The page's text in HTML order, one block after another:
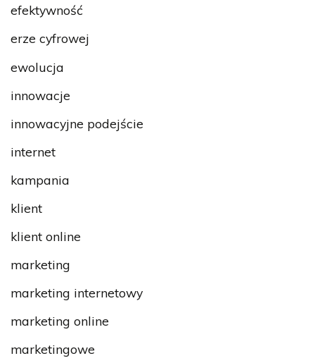
efektywność
erze cyfrowej
ewolucja
innowacje
innowacyjne podejście
internet
kampania
klient
klient online
marketing
marketing internetowy
marketing online
marketingowe